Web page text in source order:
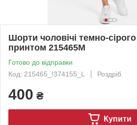
Шорти чоловічі темно-
принтом 215465M
Готово до відправки
Код: 215465_!374155_L
Роздріб
400 ₴
Купити